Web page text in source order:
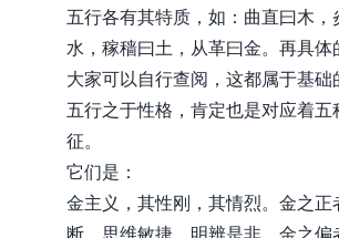
五行各有其特质，如：曲直曰木，
水，稼穑曰土，从革曰金。再具体
大家可以自行查阅，这都属于基础
五行之于性格，肯定也是对应着五
征。
它们是：
金主义，其性刚，其情烈。金之正
断、思维敏捷、明辨是非，金之偏